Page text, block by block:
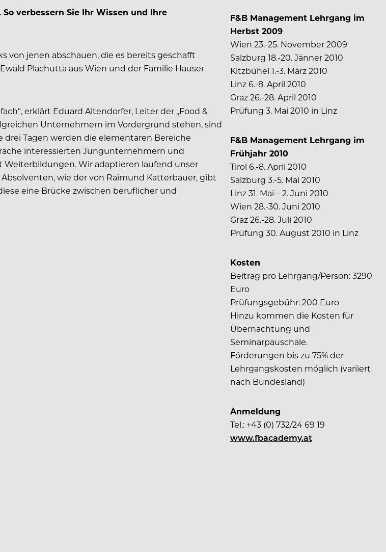
F&B Management Lehrgang im
Herbst 2009
Wien 23.-25. November 2009
Salzburg 18.-20. Jänner 2010
Kitzbühel 1.-3. März 2010
Linz 6.-8. April 2010
Graz 26.-28. April 2010
Prüfung 3. Mai 2010 in Linz
F&B Management Lehrgang im
Frühjahr 2010
Tirol 6.-8. April 2010
Salzburg 3.-5. Mai 2010
Linz 31. Mai – 2. Juni 2010
Wien 28.-30. Juni 2010
Graz 26.-28. Juli 2010
Prüfung 30. August 2010 in Linz
Kosten
Beitrag pro Lehrgang/Person: 3290
Euro
Prüfungsgebühr: 200 Euro
Hinzu kommen die Kosten für
Übernachtung und
Seminarpauschale.
Förderungen bis zu 75% der
Lehrgangskosten möglich (variiert
nach Bundesland)
Anmeldung
Tel.: +43 (0) 732/24 69 19
www.fbacademy.at
verbessern Sie Ihr Wissen und Ihre
von jenen abschauen, die es bereits geschafft
Plachutta aus Wien und der Familie Hauser
erklärt Eduard Altendorfer, Leiter der „Food &
Unternehmern im Vordergrund stehen, sind
drei Tagen werden die elementaren Bereiche
interessierten Jungunternehmern und
Weiterbildungen. Wir adaptieren laufend unser
wie der von Raimund Katterbauer, gibt
eine Brücke zwischen beruflicher und